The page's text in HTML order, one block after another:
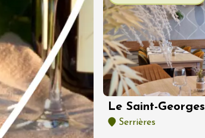
Le Saint-Georges
Serrières